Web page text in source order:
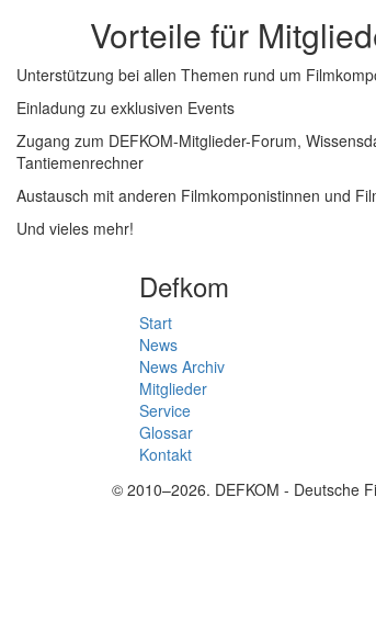
Vorteile für
Unterstützung bei allen Themen rund um
Einladung zu exklusiven Events
Zugang zum DEFKOM-Mitglieder-Forum,
Tantiemenrechner
Austausch mit anderen Filmkomponistinnen und
Und vieles mehr!
Defkom
Start
News
News Archiv
Mitglieder
Service
Glossar
Kontakt
© 2010–2026. DEFKOM - Deutsche